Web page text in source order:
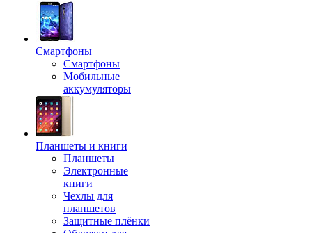
Смартфоны
Смартфоны
Мобильные
аккумуляторы
Планшеты и книги
Планшеты
Электронные
книги
Чехлы для
планшетов
Защитные плёнки